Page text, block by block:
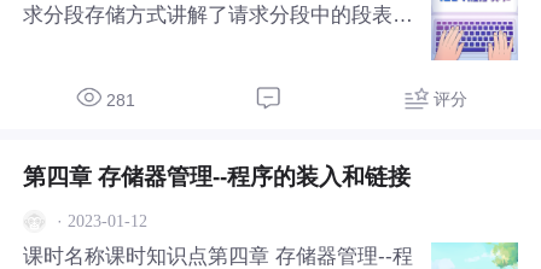
求分段存储方式讲解了请求分段中的段表机
281 评分
第四章 存储器管理--程序的装入和链接
· 2023-01-12
课时名称课时知识点第四章 存储器管理--程